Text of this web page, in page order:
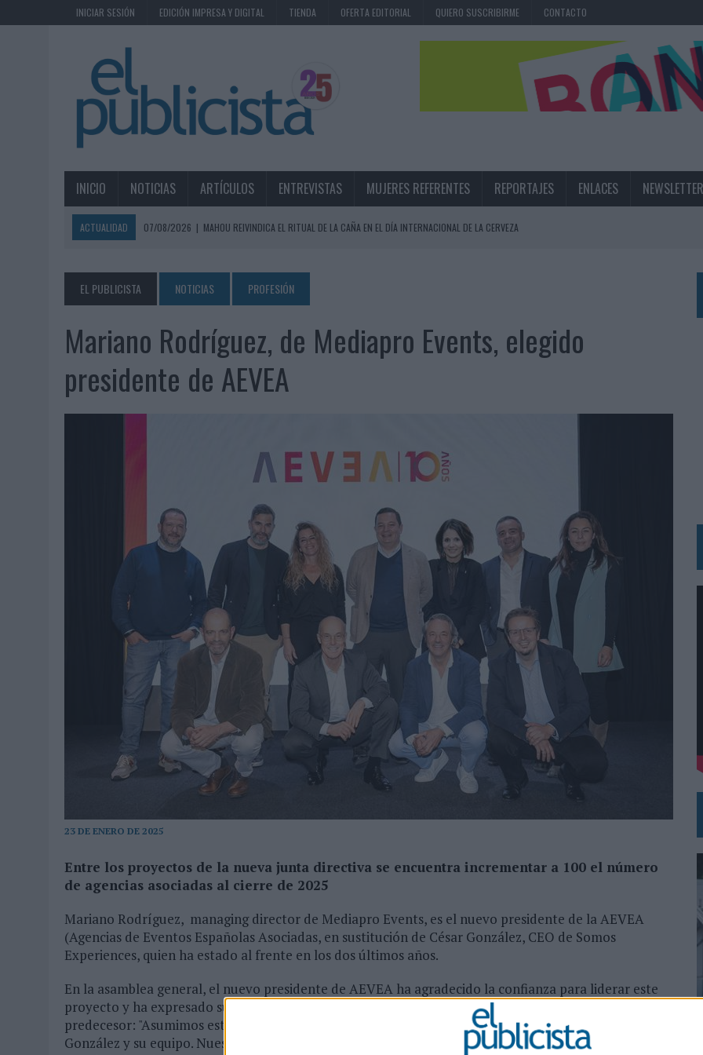
INICIAR SESIÓN EDICIÓN IMPRESA Y DIGITAL TIENDA OFERTA EDITORIAL QUIERO SUSCRIBIRME CONTACTO
INICIO NOTICIAS ARTÍCULOS ENTREVISTAS MUJERES REFERENTES REPORTAJES ENLACES NEWSLETTER
ACTUALIDAD 07/08/2026 | MAHOU REIVINDICA EL RITUAL DE LA CAÑA EN EL DÍA INTERNACIONAL DE LA CERVEZA
PATRÓN CONVIERTE EL NUEVO SINGLE DE ARÓN PIPER EN UNA EXPERIENCIA DE MARCA EN IBIZA
07/08/2026 | EL VERANO PONE A PRUEBA LA ESTRATEGIA DIGITAL DE LAS MARCAS
07/08/2026
VUELING CONVIERTE LOS RECUERDOS EN SOUVENIRS CON IA
07/08/2026 | CUANDO SE APAGUE EL SOL, EL ECLIPSE DE 2026 PONDRÁ A PRUEBA LA CREATIVIDAD DE LAS MARCAS
06/08/2026
| ‘LA VUELTA’, DE FENOMENAL PARA MÁLAGA CF
EL USO DE LA IA GENERATIVA ALCANZA YA AL 62% DE LOS ESPAÑOLES
SYSTEM1 NOMBRA A KIMBERLY BASTONI COMO NUEVA DIRECTORA COMERCIAL GLOBAL
FRIGO Y UNIQLO LANZAN UNA COLECCIÓN PERSONALIZABLE INSPIRADA EN CORNETTO, CALIPPO Y SOLERO
LA IA ESTÁ SUBIENDO EL LISTÓN DE LA CREATIVIDAD
BEON WORLDWIDE LANZA RAÍZ URBANA PARA TRANSFORMAR EL PATRIMONIO HISTÓRICO EN ACTIVOS CULTURALES Y ECONÓMICOS
FABRA COMUNICACIÓN INCORPORA A CASONÁ Y ASUME LA GESTIÓN DE SUS RELACIONES CON LOS MEDIOS
LOPESAN HOTELS & RESORTS ACERCA EL PARAÍSO CANARIO EN SU ÚLTIMA CAMPAÑA INTERNACIONAL
05/08/2026 | LUIS ARQUILLOS (BURGO DE ARIAS): “LA CONSTRUCCIÓN DE MARCA A LARGO PLAZO Y LA MEDICIÓN SON DOS CARAS DE LA MISMA
04/08/2026
‘EL PARAÍSO MÁS CERCA’, DE 22GRADOS PARA LOPESAN HOTELS & RESORTS
‘LA ÚNICA CERVEZA DEL MUNDO QUE SE DISFRUTA DOS VECES’, DE INUSUALY PARA CERVEZA CAPAZ
EL MÁLAGA CF CULMINA SU TRILOGÍA DE MARCA CON UNA CAMPAÑA QUE CELEBRA SU REGRESO A PRIMERA DIVISIÓN
EL PUBLICISTA NOTICIAS PROFESIÓN
Mariano Rodríguez, de Mediapro Events, elegido
presidente de AEVEA
23 DE ENERO DE 2025
Entre los proyectos de la nueva junta directiva se encuentra incrementar a 100 el número
de agencias asociadas al cierre de 2025
Mariano Rodríguez, managing director de Mediapro Events, es el nuevo presidente de la AEVEA
(Agencias de Eventos Españolas Asociadas, en sustitución de César González, CEO de Somos
Experiences, quien ha estado al frente en los dos últimos años.
En la asamblea general, el nuevo presidente de AEVEA ha agradecido la confianza para liderar este
proyecto y ha expresado su compromiso con la continuidad de la labor realizada por el equipo
predecesor: "Asumimos este mandato con la ilusión de continuar el trabajo realizado por César
González y su equipo. Nuestro objetivo es consolidar a AEVEA como un motor de transformación